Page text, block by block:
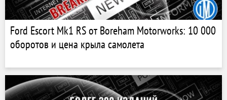
Ford Escort Mk1 RS от Boreham Motorworks: 10 000
оборотов и цена крыла самолета